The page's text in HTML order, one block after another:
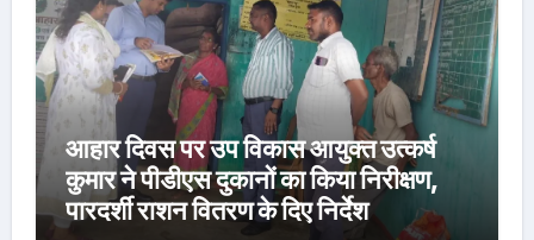
आहार दिवस पर उप विकास आयुक्त उत्कर्ष
कुमार ने पीडीएस दुकानों का किया निरीक्षण,
पारदर्शी राशन वितरण के दिए निर्देश